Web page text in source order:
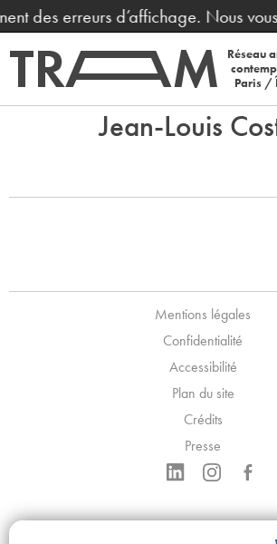
des erreurs d’affichage. Nous
Réseau
Paris /
Jean-Louis
Mentions légales
Confidentialité
Accessibilité
Plan du site
Crédits
Presse